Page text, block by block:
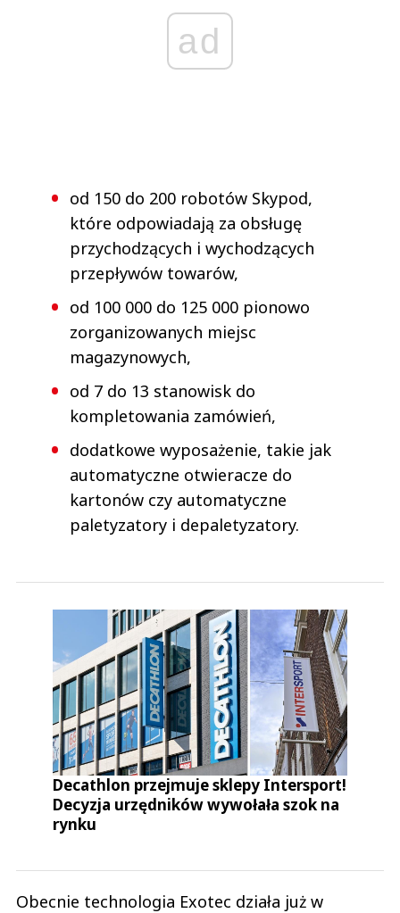
ad
od 150 do 200 robotów Skypod,
które odpowiadają za obsługę
przychodzących i wychodzących
przepływów towarów,
od 100 000 do 125 000 pionowo
zorganizowanych miejsc
magazynowych,
od 7 do 13 stanowisk do
kompletowania zamówień,
dodatkowe wyposażenie, takie jak
automatyczne otwieracze do
kartonów czy automatyczne
paletyzatory i depaletyzatory.
Decathlon przejmuje sklepy Intersport!
Decyzja urzędników wywołała szok na
rynku
Obecnie technologia Exotec działa już w